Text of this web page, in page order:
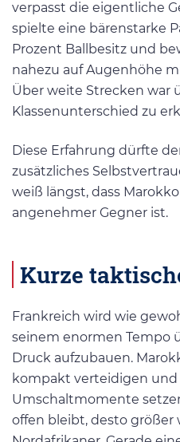
verpasst die eigentliche
spielte eine bärenstarke
Prozent Ballbesitz und
nahezu auf Augenhöhe
Über weite Strecken war
Klassenunterschied zu
Diese Erfahrung dürfte
zusätzliches
weiß längst, dass
angenehmer Gegner ist.
Kurze
Frankreich wird wie
seinem enormen Tempo
Druck aufzubauen.
kompakt verteidigen und
Umschaltmomente
offen bleibt, desto größer